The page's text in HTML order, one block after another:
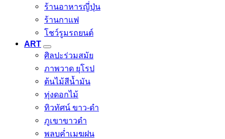
ร้านอาหารญี่ปุ่น
ร้านกาแฟ
โชว์รูมรถยนต์
ART
ศิลปะร่วมสมัย
ภาพวาด ยุโรป
ต้นไม้สีน้ำมัน
ทุ่งดอกไม้
ทิวทัศน์ ขาว-ดำ
ภูเขาขาวดำ
พลบค่ำเมฆฝน